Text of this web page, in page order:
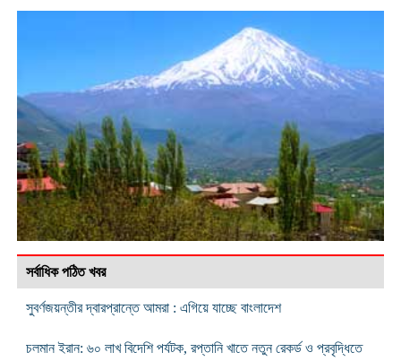
সর্বাধিক পঠিত খবর
সুবর্ণজয়ন্তীর দ্বারপ্রান্তে আমরা : এগিয়ে যাচ্ছে বাংলাদেশ
চলমান ইরান: ৬০ লাখ বিদেশি পর্যটক, রপ্তানি খাতে নতুন রেকর্ড ও প্রবৃদ্ধিতে